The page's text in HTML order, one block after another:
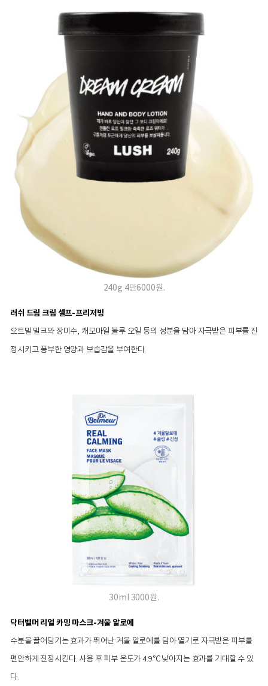
240g 4만6000원.
러쉬 드림 크림 셀프-프리저빙
오트밀 밀크와 장미수, 캐모마일 블루 오일 등의 성분을 담아 자극받은 피부를 진
정시키고 풍부한 영양과 보습감을 부여한다.
30ml 3000원.
닥터벨머 리얼 카밍 마스크-겨울 알로에
수분을 끌어당기는 효과가 뛰어난 겨울 알로에를 담아 열기로 자극받은 피부를
편안하게 진정시킨다. 사용 후 피부 온도가 4.9℃ 낮아지는 효과를 기대할 수 있
다.